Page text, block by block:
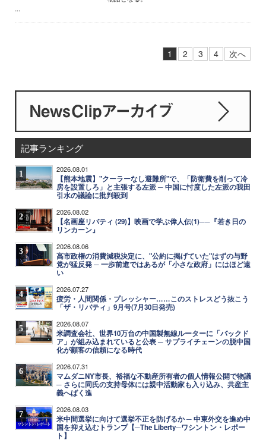
...
1 2 3 4 次へ
記事ランキング
1 2026.08.01
【熊本地震】"クーラーなし避難所"で、「防衛費を削って冷
房を設置しろ」と主張する左派 ─ 中国に忖度した左派の我田
引水の議論に批判殺到
2 2026.08.02
【名画座リバティ (29)】映画で学ぶ偉人伝(1)──『若き日の
リンカーン』
3 2026.08.06
高市政権の消費減税決定に、"公約に掲げていた"はずの与野
党が猛反発 ─ 一歩前進ではあるが「小さな政府」にはほど遠
い
4 2026.07.27
疲労・人間関係・プレッシャー……このストレスどう抜こう
「ザ・リバティ」9月号(7月30日発売)
5 2026.08.07
米調査会社、世界10万台の中国製無線ルーターに「バックド
ア」が組み込まれていると公表 ─ サプライチェーンの脱中国
化が顧客の信頼になる時代
6 2026.07.31
マムダニNY市長、裕福な不動産所有者の個人情報公開で物議
─ さらに同氏の支持母体には親中活動家も入り込み、共産主
義へばく進
7 2026.08.03
米中間選挙に向けて選挙不正を防げるか ─ 中東外交を進め中
国を抑え込むトランプ【─The Liberty─ワシントン・レポー
ト】